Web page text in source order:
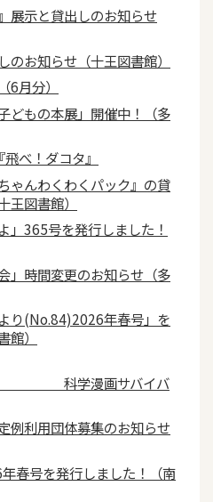
展示と貸出しのお知らせ
のお知らせ（十王図書館）
6月分）
どもの本展」開催中！（多
べ！ダコタ』
ゃんわくわくパック』の貸
王図書館）
」365号を発行しました！
」時間変更のお知らせ（多
り(No.84)2026年春号」を
）
サバイバ
例利用団体募集のお知らせ
春号を発行しました！（南